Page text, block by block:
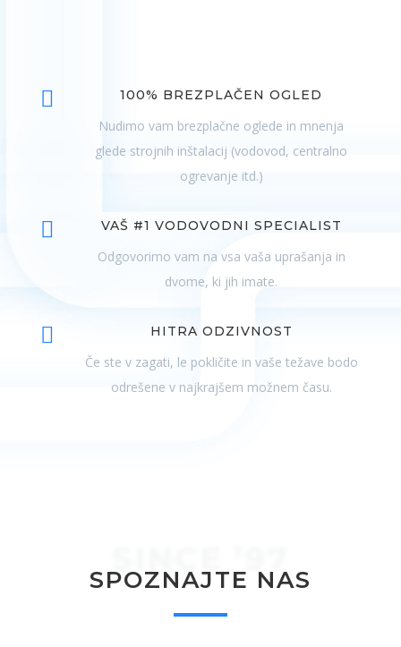
 100% BREZPLAČEN OGLED
Nudimo vam brezplačne oglede in mnenja
glede strojnih inštalacij (vodovod, centralno
ogrevanje itd.)
 VAŠ #1 VODOVODNI SPECIALIST
Odgovorimo vam na vsa vaša uprašanja in
dvome, ki jih imate.
 HITRA ODZIVNOST
Če ste v zagati, le pokličite in vaše težave bodo
odrešene v najkrajšem možnem času.
SPOZNAJTE NAS